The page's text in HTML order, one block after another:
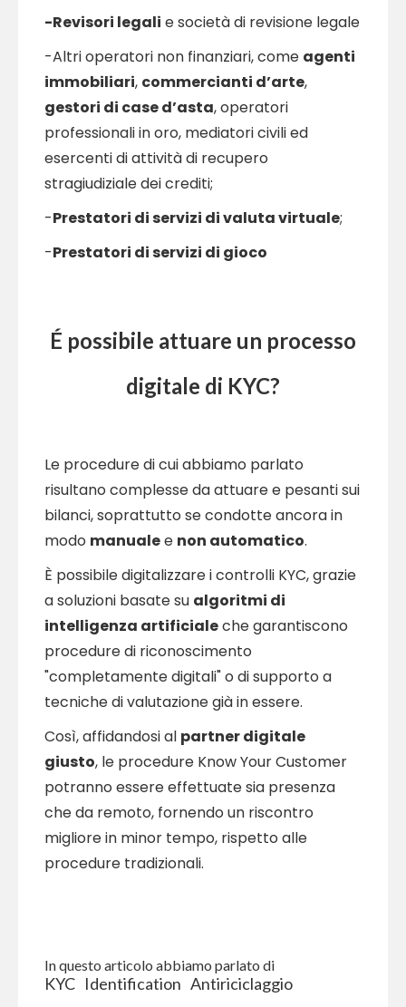
-Revisori legali e società di revisione legale
-Altri operatori non finanziari, come agenti
immobiliari, commercianti d’arte,
gestori di case d’asta, operatori
professionali in oro, mediatori civili ed
esercenti di attività di recupero
stragiudiziale dei crediti;
-Prestatori di servizi di valuta virtuale;
-Prestatori di servizi di gioco
É possibile attuare un processo
digitale di KYC?
Le procedure di cui abbiamo parlato
risultano complesse da attuare e pesanti sui
bilanci, soprattutto se condotte ancora in
modo manualee non automatico.
È possibile digitalizzare i controlli KYC, grazie
a soluzioni basate su algoritmi di
intelligenza artificialeche garantiscono
procedure di riconoscimento
"completamente digitali" o di supporto a
tecniche di valutazione già in essere.
Così, affidandosi al partner digitale
giusto, le procedure Know Your Customer
potranno essere effettuate sia presenza
che da remoto, fornendo un riscontro
migliore in minor tempo, rispetto alle
procedure tradizionali.
In questo articolo abbiamo parlato di
KYC Identification Antiriciclaggio